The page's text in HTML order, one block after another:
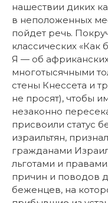
нашествии диких
в неположенных
пойдет речь.
классических «Как
Я — об
многотысячными
стены Кнессета и
не просят), чтобы
незаконно
присвоили статус
израильтян,
гражданами
льготами и
причин и поводов
беженцев, на